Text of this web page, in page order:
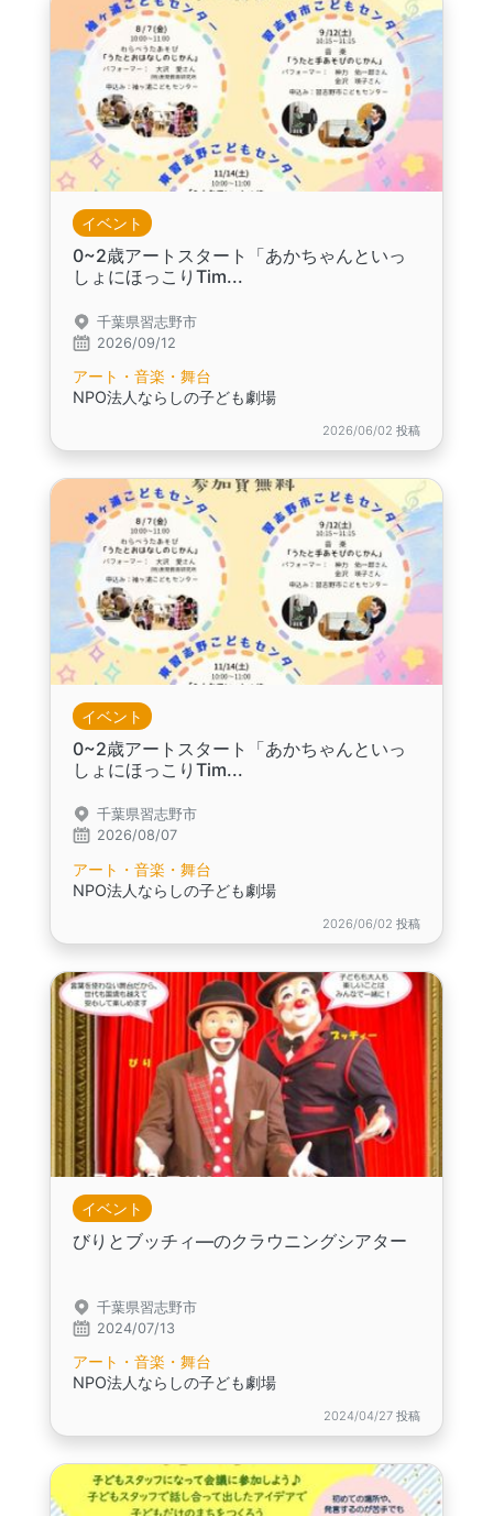
イベント
0~2歳アートスタート「あかちゃんといっ
しょにほっこりTim...
千葉県習志野市
2026/09/12
アート・音楽・舞台
NPO法人ならしの子ども劇場
2026/06/02 投稿
イベント
0~2歳アートスタート「あかちゃんといっ
しょにほっこりTim...
千葉県習志野市
2026/08/07
アート・音楽・舞台
NPO法人ならしの子ども劇場
2026/06/02 投稿
イベント
びりとブッチィ―のクラウニングシアター
千葉県習志野市
2024/07/13
アート・音楽・舞台
NPO法人ならしの子ども劇場
2024/04/27 投稿